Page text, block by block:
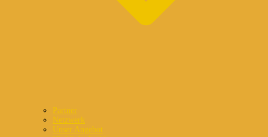
Partner
Netzwerk
Unser Angebot